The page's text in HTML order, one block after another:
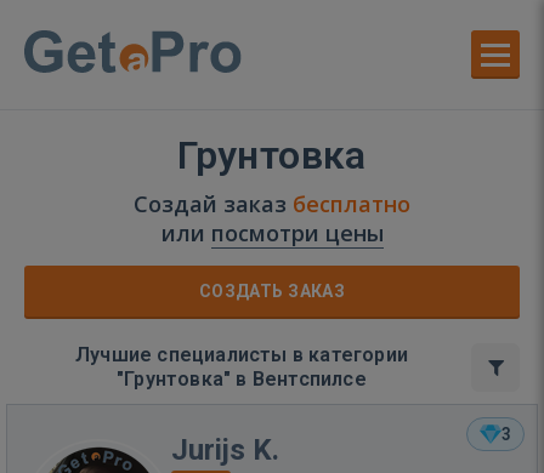
Грунтовка
Создай заказ бесплатно
или посмотри цены
СОЗДАТЬ ЗАКАЗ
Лучшие специалисты в категории
"Грунтовка" в Вентспилсе
3
Jurijs K.